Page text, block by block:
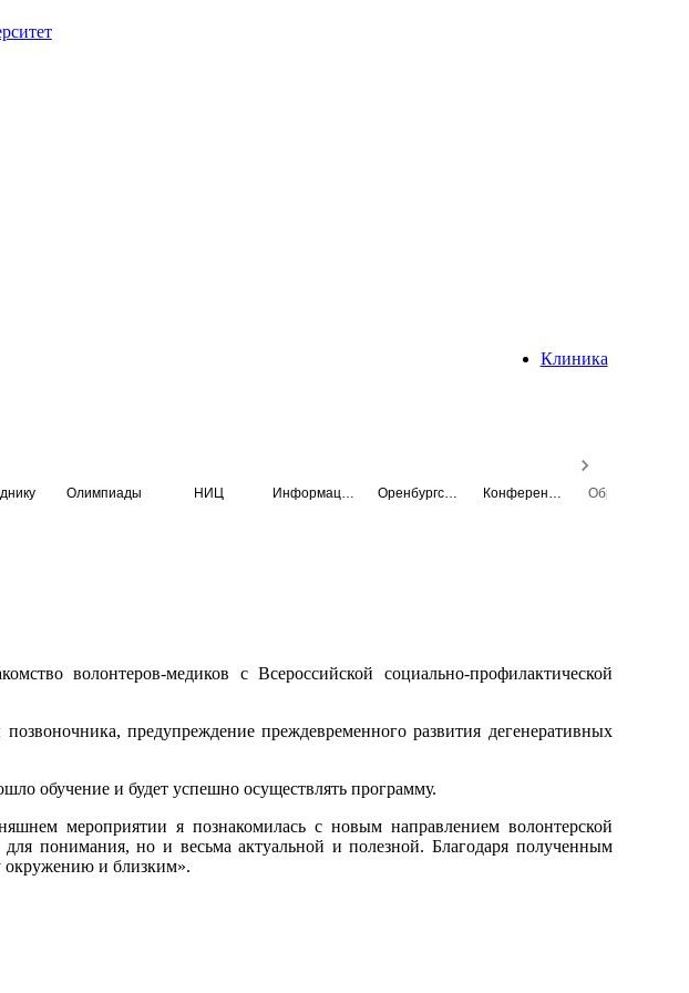
Клиника
Олимпиады НИЦ
волонтеров-медиков с Всероссийской социально-профилактической
предупреждение преждевременного развития дегенеративных
обучение и будет успешно осуществлять программу.
мероприятии я познакомилась с новым направлением волонтерской
понимания, но и весьма актуальной и полезной. Благодаря полученным
окружению и близким».